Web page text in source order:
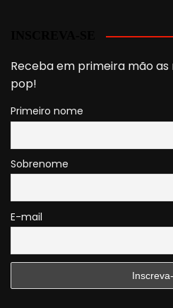
Receba em primeira mão
pop!
Primeiro nome
Sobrenome
E-mail